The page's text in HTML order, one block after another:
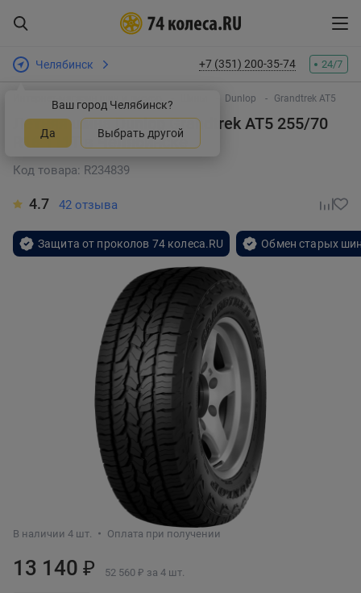
Челябинск
Ваш город Челябинск?
Да Выбрать другой
+7 (351) 200-35-74 24/7
Интернет-магазин шин и дисков Dunlop Grandtrek AT5
Летняя шина Dunlop Grandtrek AT5 255/70
R16 111Tв Челябинске
Код товара: R234839
4.7 42 отзыва
Защита от проколов 74 колеса.RU Обмен старых
В наличии 4 шт. Оплата при получении
13 140 ₽ 52 560 ₽ за 4 шт.